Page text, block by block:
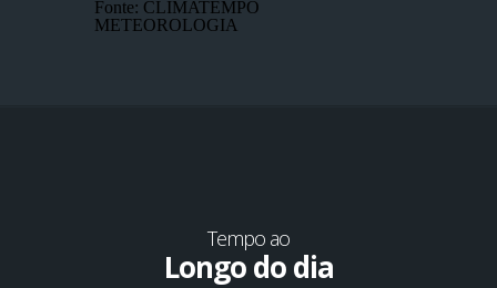
Fonte: CLIMATEMPO
METEOROLOGIA
Tempo ao
Longo do dia